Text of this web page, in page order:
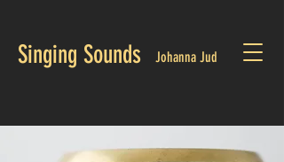
Singing Sounds Johanna Jud